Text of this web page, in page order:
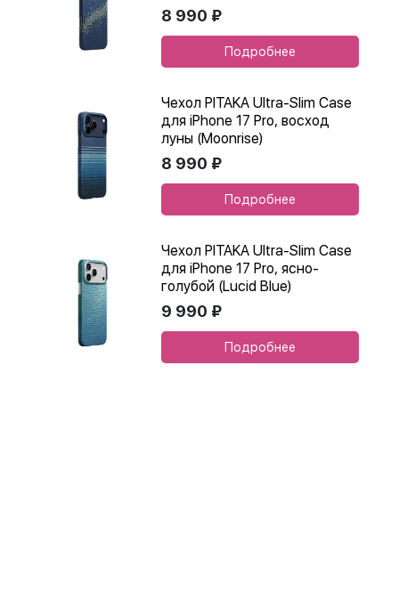
8 990 ₽
Подробнее
Чехол PITAKA Ultra-Slim Case
для iPhone 17 Pro, восход
луны (Moonrise)
8 990 ₽
Подробнее
Чехол PITAKA Ultra-Slim Case
для iPhone 17 Pro, ясно-
голубой (Lucid Blue)
9 990 ₽
Подробнее